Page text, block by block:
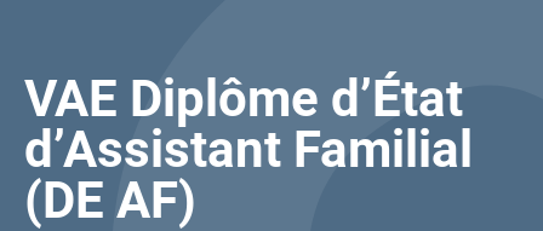
VAE Diplôme d’État
d’Assistant Familial
(DE AF)